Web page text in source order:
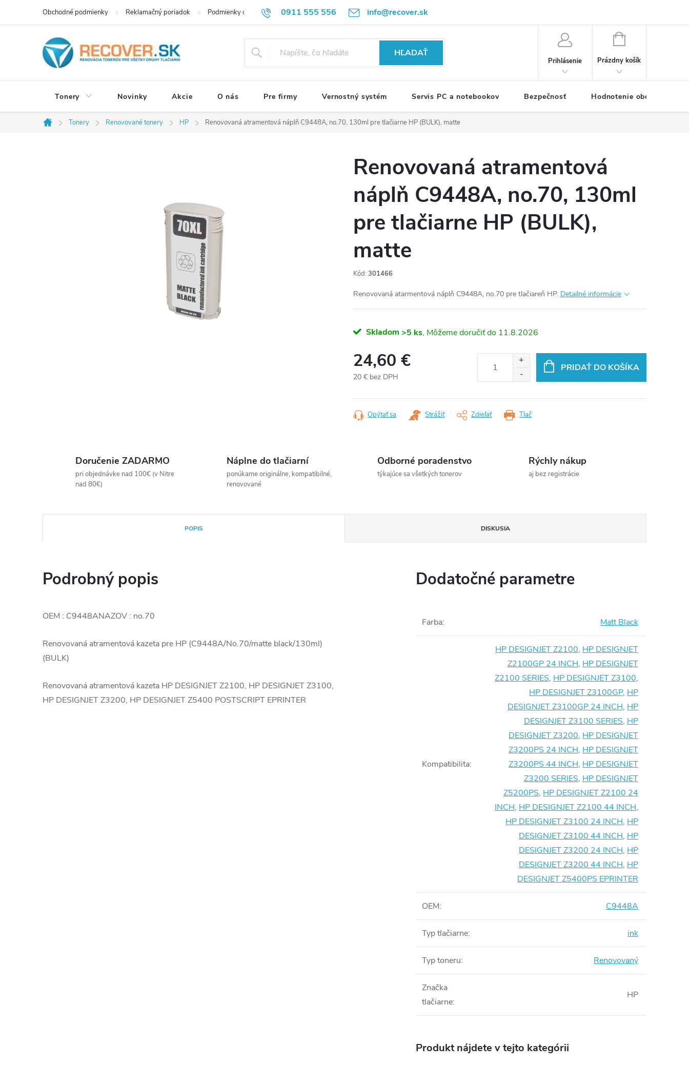
0911 555 556 info@recover.sk
Obchodné podmienky Reklamačný poriadok Podmienky ochrany osobných údajov Formulár na odstúpenie od zmluvy
HĽADAŤ
Prihlásenie
NÁKUPNÝ
Prázdny košík
Tonery Novinky Akcie O nás Pre firmy Vernostný systém Servis PC a notebookov Bezpečnosť Hodnotenie obchodu
Domov
Tonery Renovované tonery HP Renovovaná atramentová náplň C9448A, no.70, 130ml pre tlačiarne HP (BULK), matte
Renovovaná atramentová
náplň C9448A, no.70, 130ml
pre tlačiarne HP (BULK),
matte
Kód: 301466
Renovovaná atarmentová náplň C9448A, no.70 pre tlačiareň HP. Detailné informácie
Skladom >5 ks 11.8.2026
24,60 €
20 € bez DPH
cena:
PRIDAŤ DO KOŠÍKA
Tlač
Opýtať sa Strážiť Zdieľať
Doručenie ZADARMO
pri objednávke nad 100€ (v Nitre
nad 80€)
Náplne do tlačiarní
ponúkame originálne, kompatibilné,
renovované
Odborné poradenstvo
týkajúce sa všetkých tonerov
Rýchly nákup
aj bez registrácie
POPIS DISKUSIA
Podrobný popis
OEM : C9448ANAZOV : no.70
Renovovaná atramentová kazeta pre HP (C9448A/No.70/matte black/130ml)
(BULK)
Renovovaná atramentová kazeta HP DESIGNJET Z2100, HP DESIGNJET Z3100,
HP DESIGNJET Z3200, HP DESIGNJET Z5400 POSTSCRIPT EPRINTER
Dodatočné parametre
Farba: Matt Black
Kompatibilita:
HP DESIGNJET Z2100, HP DESIGNJET
Z2100GP 24 INCH, HP DESIGNJET
Z2100 SERIES, HP DESIGNJET Z3100,
HP DESIGNJET Z3100GP, HP
DESIGNJET Z3100GP 24 INCH, HP
DESIGNJET Z3100 SERIES, HP
DESIGNJET Z3200, HP DESIGNJET
Z3200PS 24 INCH, HP DESIGNJET
Z3200PS 44 INCH, HP DESIGNJET
Z3200 SERIES, HP DESIGNJET
Z5200PS, HP DESIGNJET Z2100 24
INCH, HP DESIGNJET Z2100 44 INCH,
HP DESIGNJET Z3100 24 INCH, HP
DESIGNJET Z3100 44 INCH, HP
DESIGNJET Z3200 24 INCH, HP
DESIGNJET Z3200 44 INCH, HP
DESIGNJET Z5400PS EPRINTER
OEM: C9448A
Typ tlačiarne: ink
Typ toneru: Renovovaný
Značka
tlačiarne:
HP
Produkt nájdete v tejto kategórii